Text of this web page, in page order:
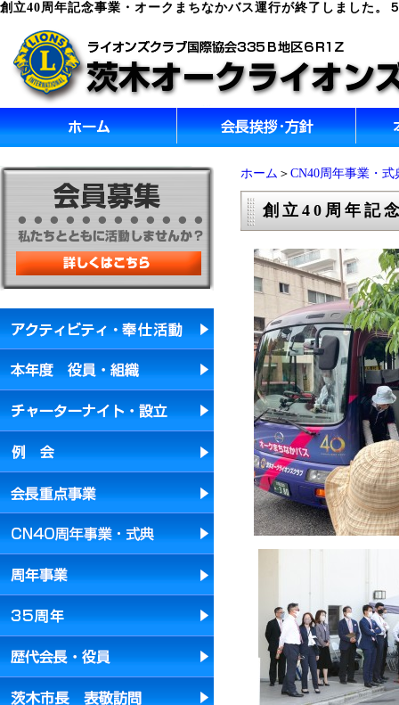
創立40周年記念事業・オークまちなかバス運行が終了しました。
ホーム ＞ CN40周年事業・式
創立40周年記